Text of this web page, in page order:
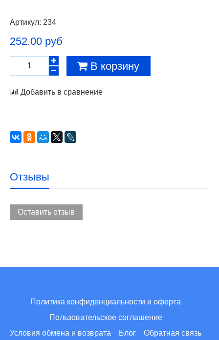
Артикул: 234
252.00 руб
В корзину
Добавить в сравнение
Отзывы
Оставить отзыв
Политика конфиденциальности и оферта
Пользовательское соглашение
Условия обмена и возврата
Блог Обратная связь